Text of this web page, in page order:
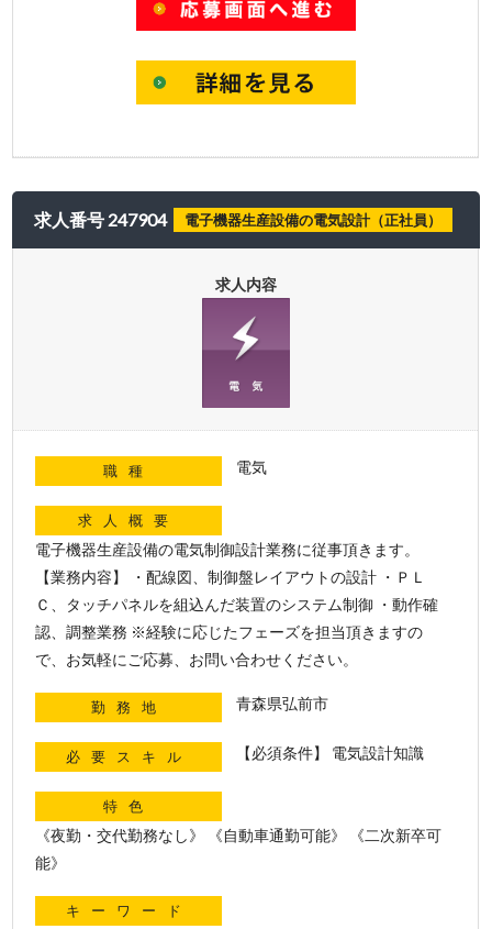
求人番号 247904 電子機器生産設備の電気設計（正社員）
求人内容
職種 電気
求人概要
電子機器生産設備の電気制御設計業務に従事頂きます。
【業務内容】 ・配線図、制御盤レイアウトの設計 ・ＰＬ
Ｃ、タッチパネルを組込んだ装置のシステム制御 ・動作確
認、調整業務 ※経験に応じたフェーズを担当頂きますの
で、お気軽にご応募、お問い合わせください。
勤務地 青森県弘前市
必要スキル 【必須条件】 電気設計知識
特色
《夜勤・交代勤務なし》 《自動車通勤可能》 《二次新卒可
能》
キーワード